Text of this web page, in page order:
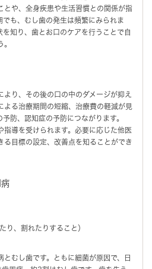
とや、全身疾患や生活習慣との関係が指
でも、むし歯の発生は頻繁にみられま
を知り、歯とお口のケアを行うことで自
り、その後の口の中のダメージが抑え
よる治療期間の短縮、治療費の軽減が見
防、認知症の予防につながります。
導を受けられます。必要に応じた他医
る目標の設定、改善点を知ることができ
、割れたりすること）
むし歯です。ともに細菌が原因で、日